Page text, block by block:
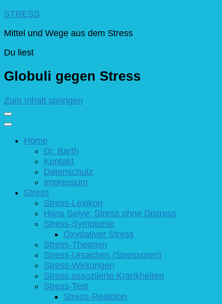
STRESS
Mittel und Wege aus dem Stress
Du liest
Globuli gegen Stress
Zum Inhalt springen
Home
Dr. Barth
Kontakt
Datenschutz
Impressum
Stress
Stress-Lexikon
Hans Selye: Stress ohne Distress
Stress-Symptome
Oxydativer Stress
Stress-Theorien
Stress-Ursachen (Stressoren)
Stress-Wirkungen
Stress assoziierte Krankheiten
Stress-Test
Stress-Reaktion